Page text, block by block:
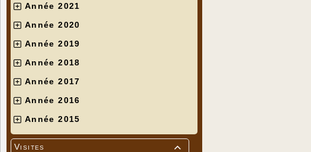
Année 2021
Année 2020
Année 2019
Année 2018
Année 2017
Année 2016
Année 2015

Visites